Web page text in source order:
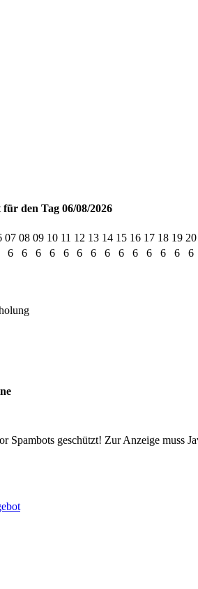
den Tag 06/08/2026
07 08 09 10 11 12 13 14 15 16 17 18 19 20
6 6 6 6 6 6 6 6 6 6 6 6 6 6
Spambots geschützt! Zur Anzeige muss